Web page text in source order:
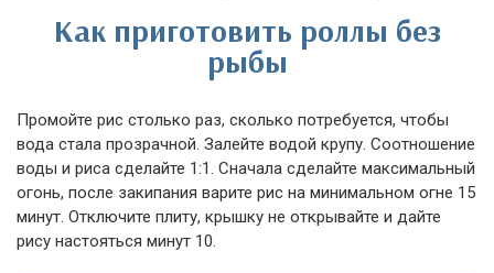
Как приготовить роллы без
рыбы
Промойте рис столько раз, сколько потребуется, чтобы
вода стала прозрачной. Залейте водой крупу. Соотношение
воды и риса сделайте 1:1. Сначала сделайте максимальный
огонь, после закипания варите рис на минимальном огне 15
минут. Отключите плиту, крышку не открывайте и дайте
рису настояться минут 10.